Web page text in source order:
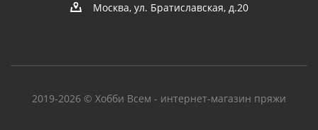
Москва, ул. Братиславская, д.20
2019-2026 © Хобби Всем - интернет-магазин пряжи